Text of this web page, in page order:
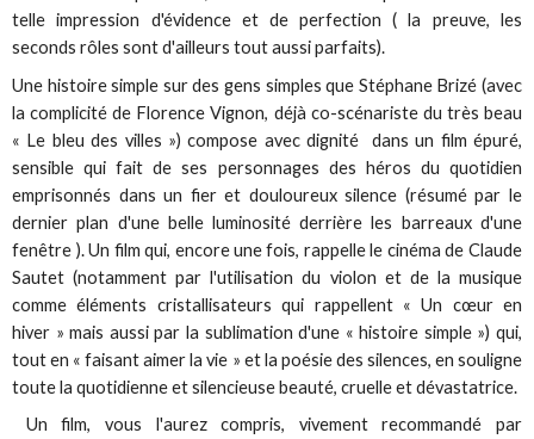
telle impression d'évidence et de perfection ( la preuve, les
seconds rôles sont d'ailleurs tout aussi parfaits).
Une histoire simple sur des gens simples que Stéphane Brizé (avec
la complicité de Florence Vignon, déjà co-scénariste du très beau
« Le bleu des villes ») compose avec dignité dans un film épuré,
sensible qui fait de ses personnages des héros du quotidien
emprisonnés dans un fier et douloureux silence (résumé par le
dernier plan d'une belle luminosité derrière les barreaux d'une
fenêtre ). Un film qui, encore une fois, rappelle le cinéma de Claude
Sautet (notamment par l'utilisation du violon et de la musique
comme éléments cristallisateurs qui rappellent « Un cœur en
hiver » mais aussi par la sublimation d'une « histoire simple ») qui,
tout en « faisant aimer la vie » et la poésie des silences, en souligne
toute la quotidienne et silencieuse beauté, cruelle et dévastatrice.
Un film, vous l'aurez compris, vivement recommandé par